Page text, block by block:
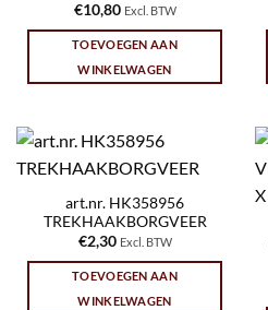
€10,80 Excl. BTW
TOEVOEGEN AAN
WINKELWAGEN
art.nr. HK358956
TREKHAAKBORGVEER
€2,30 Excl. BTW
TOEVOEGEN AAN
WINKELWAGEN